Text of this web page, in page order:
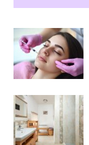
ställs höga k...